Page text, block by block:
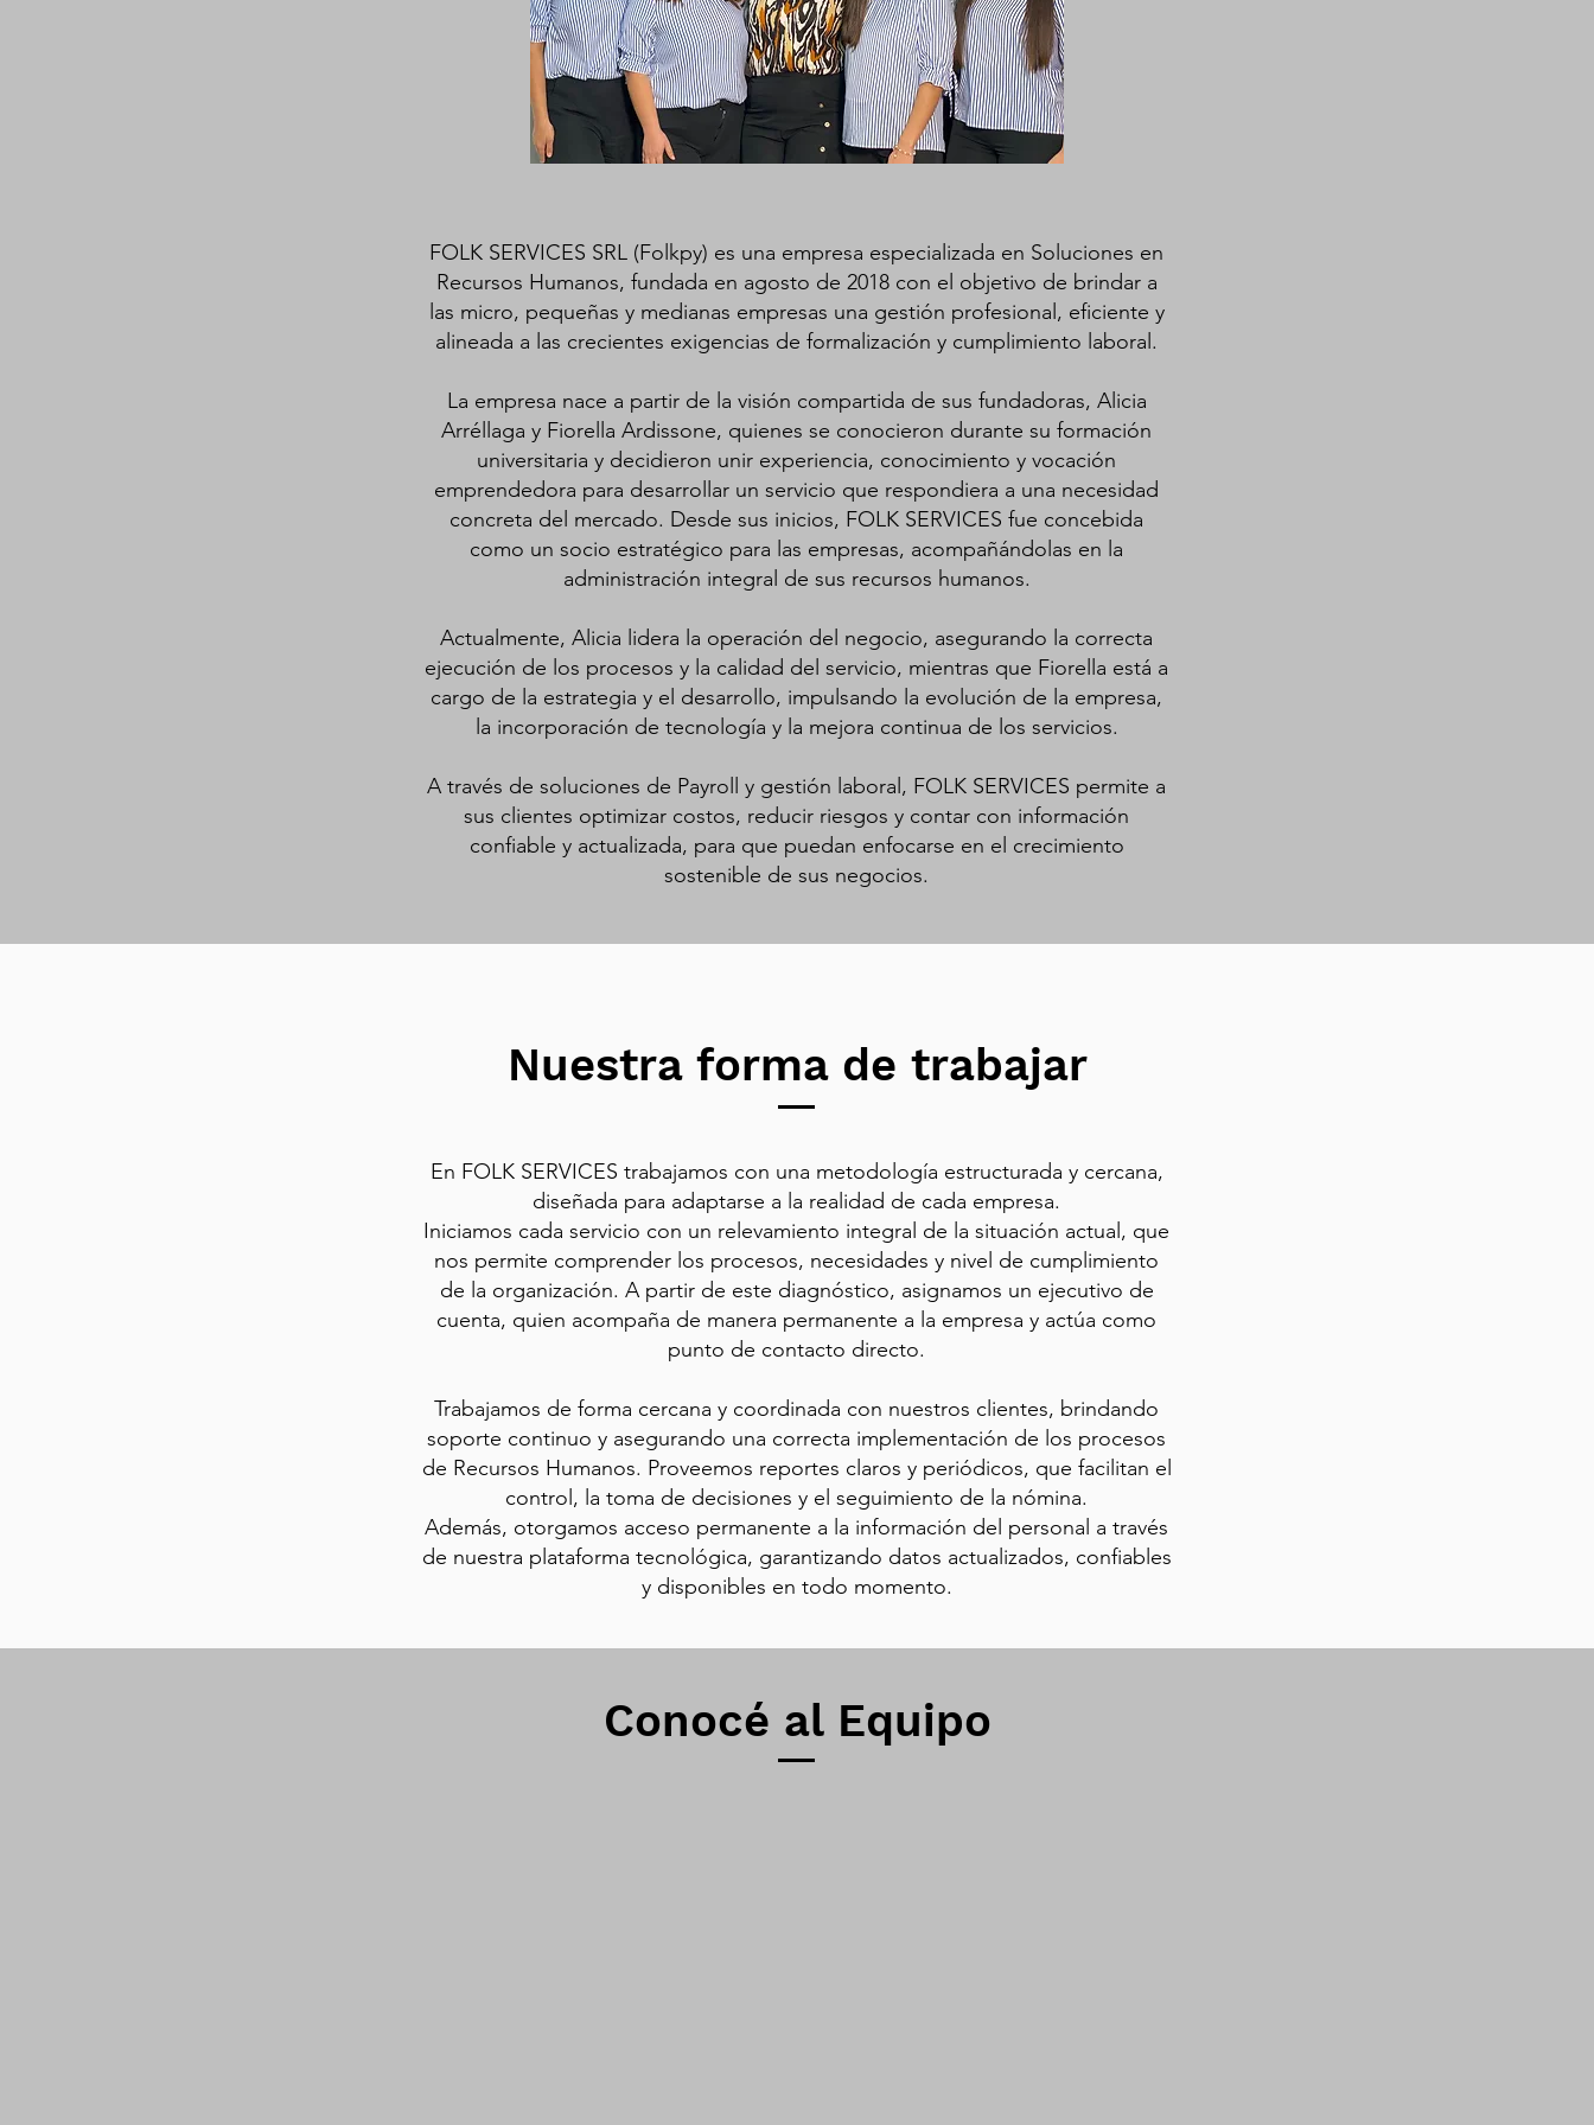
FOLK SERVICES SRL (Folkpy) es una empresa especializada en Soluciones en
Recursos Humanos, fundada en agosto de 2018 con el objetivo de brindar a
las micro, pequeñas y medianas empresas una gestión profesional, eficiente y
alineada a las crecientes exigencias de formalización y cumplimiento laboral.
La empresa nace a partir de la visión compartida de sus fundadoras, Alicia
Arréllaga y Fiorella Ardissone, quienes se conocieron durante su formación
universitaria y decidieron unir experiencia, conocimiento y vocación
emprendedora para desarrollar un servicio que respondiera a una necesidad
concreta del mercado. Desde sus inicios, FOLK SERVICES fue concebida
como un socio estratégico para las empresas, acompañándolas en la
administración integral de sus recursos humanos.
Actualmente, Alicia lidera la operación del negocio, asegurando la correcta
ejecución de los procesos y la calidad del servicio, mientras que Fiorella está a
cargo de la estrategia y el desarrollo, impulsando la evolución de la empresa,
la incorporación de tecnología y la mejora continua de los servicios.
A través de soluciones de Payroll y gestión laboral, FOLK SERVICES permite a
sus clientes optimizar costos, reducir riesgos y contar con información
confiable y actualizada, para que puedan enfocarse en el crecimiento
sostenible de sus negocios.
Nuestra forma de trabajar
En FOLK SERVICES trabajamos con una metodología estructurada y cercana,
diseñada para adaptarse a la realidad de cada empresa.
Iniciamos cada servicio con un relevamiento integral de la situación actual, que
nos permite comprender los procesos, necesidades y nivel de cumplimiento
de la organización. A partir de este diagnóstico, asignamos un ejecutivo de
cuenta, quien acompaña de manera permanente a la empresa y actúa como
punto de contacto directo.
Trabajamos de forma cercana y coordinada con nuestros clientes, brindando
soporte continuo y asegurando una correcta implementación de los procesos
de Recursos Humanos. Proveemos reportes claros y periódicos, que facilitan el
control, la toma de decisiones y el seguimiento de la nómina.
Además, otorgamos acceso permanente a la información del personal a través
de nuestra plataforma tecnológica, garantizando datos actualizados, confiables
y disponibles en todo momento.
Conocé al Equipo